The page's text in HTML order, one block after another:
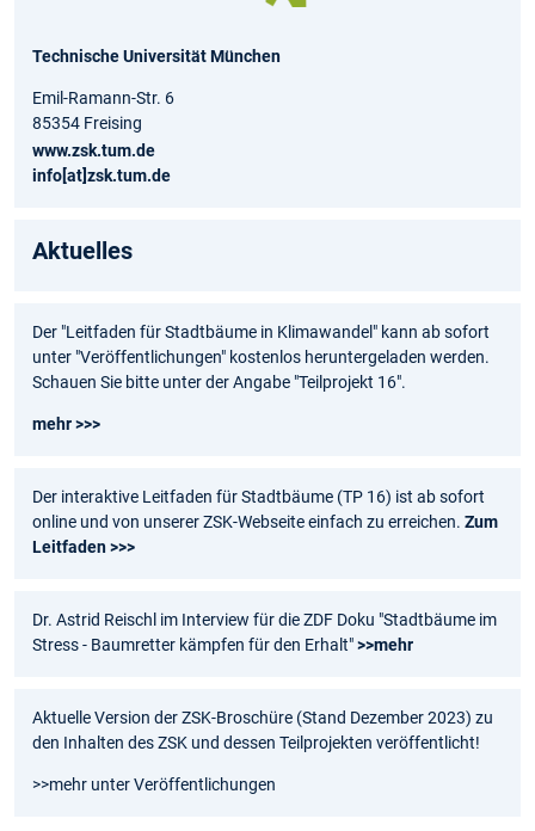
Technische Universität München
Emil-Ramann-Str. 6
85354 Freising
www.zsk.tum.de
info[at]zsk.tum.de
Aktuelles
Der "Leitfaden für Stadtbäume in Klimawandel" kann ab sofort
unter "Veröffentlichungen" kostenlos heruntergeladen werden.
Schauen Sie bitte unter der Angabe "Teilprojekt 16".
mehr >>>
Der interaktive Leitfaden für Stadtbäume (TP 16) ist ab sofort
online und von unserer ZSK-Webseite einfach zu erreichen. Zum
Leitfaden >>>
Dr. Astrid Reischl im Interview für die ZDF Doku "Stadtbäume im
Stress - Baumretter kämpfen für den Erhalt">>mehr
Aktuelle Version der ZSK-Broschüre (Stand Dezember 2023) zu
den Inhalten des ZSK und dessen Teilprojekten veröffentlicht!
>>mehr unter Veröffentlichungen